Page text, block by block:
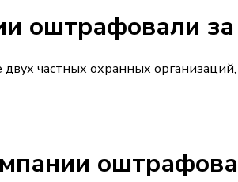
оштрафовали
двух частных охранных